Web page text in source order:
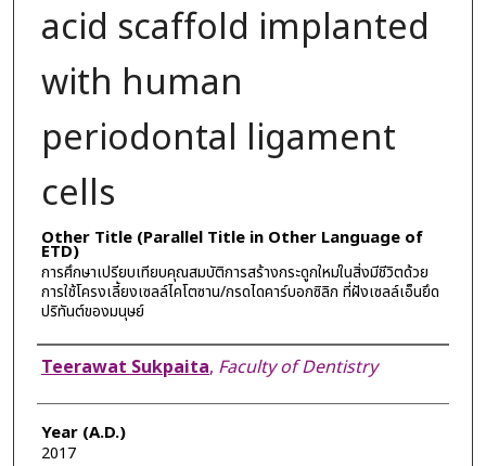
acid scaffold implanted
with human
periodontal ligament
cells
Other Title (Parallel Title in Other Language of
ETD)
การศึกษาเปรียบเทียบคุณสมบัติการสร้างกระดูกใหม่ในสิ่งมีชีวิตด้วย
การใช้โครงเลี้ยงเซลล์ไคโตซาน/กรดไดคาร์บอกซิลิก ที่ฝังเซลล์เอ็นยึด
ปริทันต์ของมนุษย์
Author
Teerawat Sukpaita, Faculty of Dentistry
Year (A.D.)
2017